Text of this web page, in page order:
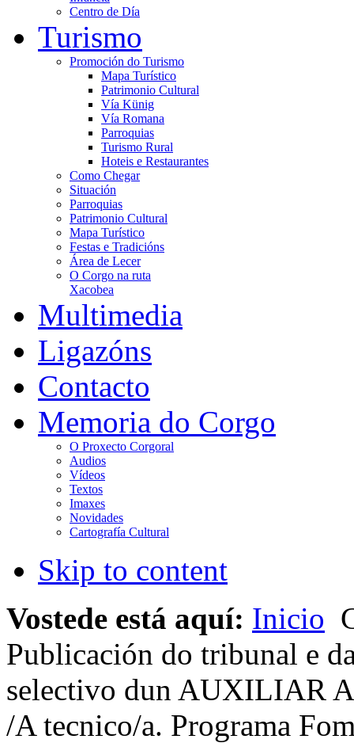
Centro de Día
Turismo
Promoción do Turismo
Mapa Turístico
Patrimonio Cultural
Vía Künig
Vía Romana
Parroquias
Turismo Rural
Hoteis e Restaurantes
Como Chegar
Situación
Parroquias
Patrimonio Cultural
Mapa Turístico
Festas e Tradicións
Área de Lecer
O Corgo na ruta
Xacobea
Multimedia
Ligazóns
Contacto
Memoria do Corgo
O Proxecto Corgoral
Audios
Vídeos
Textos
Imaxes
Novidades
Cartografía Cultural
Skip to content
Vostede está aquí: Inicio
Publicación do tribunal e
selectivo dun AUXILIAR
/A tecnico/a. Programa